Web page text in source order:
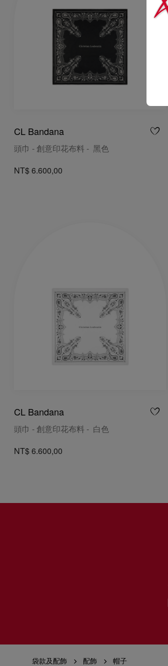
CL Bandana
頭巾 - 創意印花布料 - 黑色
NT$ 6.600,00
CL Bandana
頭巾 - 創意印花布料 - 白色
NT$ 6.600,00
袋款及配飾 配飾 帽子